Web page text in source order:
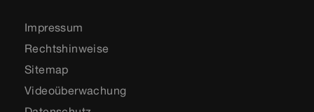
Impressum
Rechtshinweise
Sitemap
Videoüberwachung